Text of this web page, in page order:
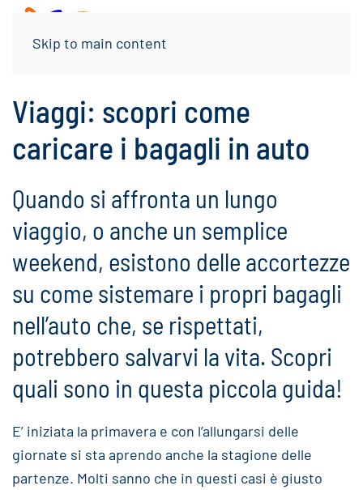
Skip to main content
Viaggi: scopri come
caricare i bagagli in auto
Quando si affronta un lungo
viaggio, o anche un semplice
weekend, esistono delle accortezze
su come sistemare i propri bagagli
nell’auto che, se rispettati,
potrebbero salvarvi la vita. Scopri
quali sono in questa piccola guida!
E’ iniziata la primavera e con l’allungarsi delle
giornate si sta aprendo anche la stagione delle
partenze. Molti sanno che in questi casi è giusto